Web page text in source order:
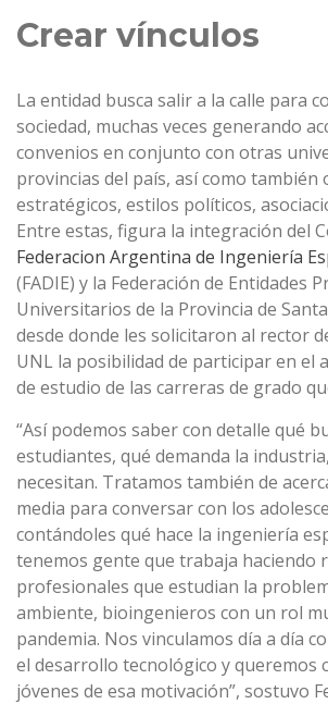
Crear vínculos
La entidad busca salir a la calle para
sociedad, muchas veces generando
convenios en conjunto con otras
provincias del país, así como también
estratégicos, estilos políticos,
Entre estas, figura la integración del
Federacion Argentina de Ingeniería
(FADIE) y la Federación de Entidades
Universitarios de la Provincia de Santa
desde donde les solicitaron al rector
UNL la posibilidad de participar en el
de estudio de las carreras de grado
“Así podemos saber con detalle qué
estudiantes, qué demanda la
necesitan. Tratamos también de
media para conversar con los
contándoles qué hace la ingeniería
tenemos gente que trabaja haciendo
profesionales que estudian la
ambiente, bioingenieros con un rol
pandemia. Nos vinculamos día a día
el desarrollo tecnológico y queremos
jóvenes de esa motivación”, sostuvo